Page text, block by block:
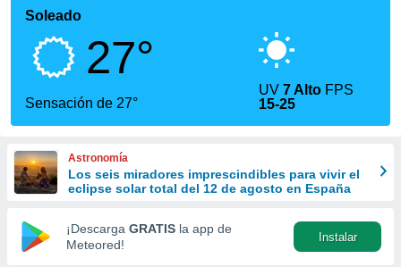
ha
calidad.
a este
las
y
forma
digital
basada
Soleado
27°
Sensación de 27°
UV7 Alto FPS
15-25
Astronomía
Los seis miradores imprescindibles para vivir el
eclipse solar total del 12 de agosto en España
¡Descarga GRATIS la app de
Meteored!
Instalar